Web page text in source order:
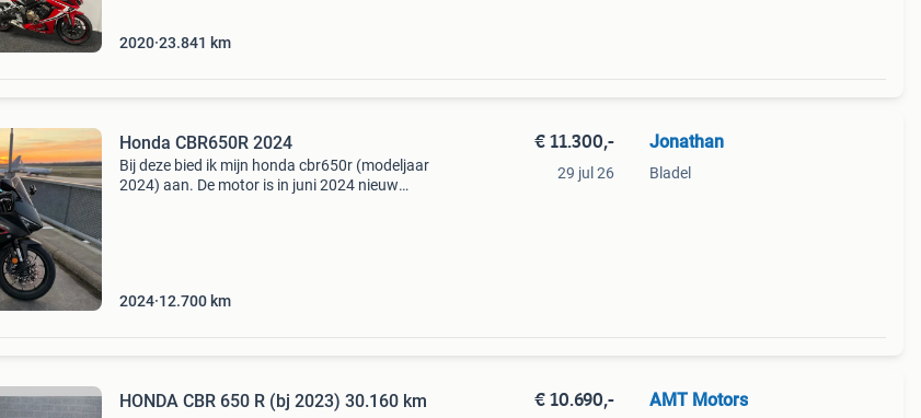
2020 23.841 km
Honda CBR650R 2024
Bij deze bied ik mijn honda cbr650r (modeljaar
2024) aan. De motor is in juni 2024 nieuw
2024 12.700 km
€ 11.300,-
29 jul 26
Jonathan
Bladel
HONDA CBR 650 R (bj 2023) 30.160 km
€ 10.690,- AMT Motors